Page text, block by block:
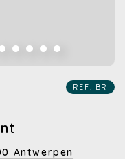
REF: BR
Antwerpen